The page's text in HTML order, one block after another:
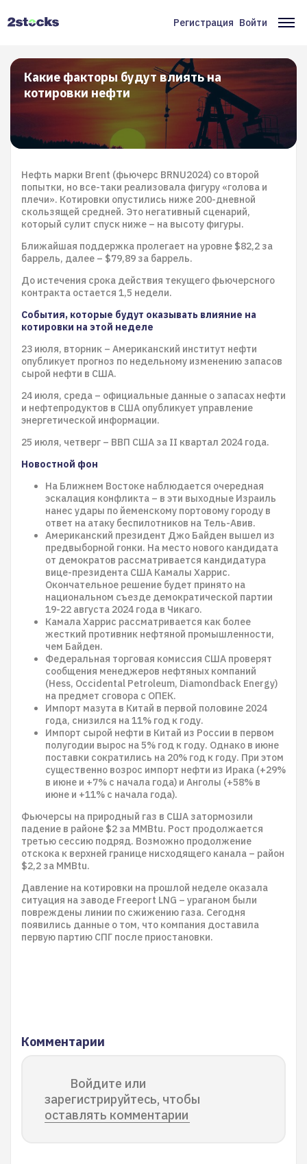
Меню
учётной
записи
пользователя
Регистрация Войти
Какие факторы будут влиять на
котировки нефти
Нефть марки Brent (фьючерс BRNU2024) со второй
попытки, но все-таки реализовала фигуру «голова и
плечи». Котировки опустились ниже 200-дневной
скользящей средней. Это негативный сценарий,
который сулит спуск ниже – на высоту фигуры.
Ближайшая поддержка пролегает на уровне $82,2 за
баррель, далее – $79,89 за баррель.
До истечения срока действия текущего фьючерсного
контракта остается 1,5 недели.
События, которые будут оказывать влияние на
котировки на этой неделе
23 июля, вторник – Американский институт нефти
опубликует прогноз по недельному изменению запасов
сырой нефти в США.
24 июля, среда – официальные данные о запасах нефти
и нефтепродуктов в США опубликует управление
энергетической информации.
25 июля, четверг – ВВП США за II квартал 2024 года.
Новостной фон
На Ближнем Востоке наблюдается очередная
эскалация конфликта – в эти выходные Израиль
нанес удары по йеменскому портовому городу в
ответ на атаку беспилотников на Тель-Авив.
Американский президент Джо Байден вышел из
предвыборной гонки. На место нового кандидата
от демократов рассматривается кандидатура
вице-президента США Камалы Харрис.
Окончательное решение будет принято на
национальном съезде демократической партии
19-22 августа 2024 года в Чикаго.
Камала Харрис рассматривается как более
жесткий противник нефтяной промышленности,
чем Байден.
Федеральная торговая комиссия США проверят
сообщения менеджеров нефтяных компаний
(Hess, Occidental Petroleum, Diamondback Energy)
на предмет сговора с ОПЕК.
Импорт мазута в Китай в первой половине 2024
года, снизился на 11% год к году.
Импорт сырой нефти в Китай из России в первом
полугодии вырос на 5% год к году. Однако в июне
поставки сократились на 20% год к году. При этом
существенно возрос импорт нефти из Ирака (+29%
в июне и +7% с начала года) и Анголы (+58% в
июне и +11% с начала года).
Фьючерсы на природный газ в США затормозили
падение в районе $2 за MMBtu. Рост продолжается
третью сессию подряд. Возможно продолжение
отскока к верхней границе нисходящего канала – район
$2,2 за MMBtu.
Давление на котировки на прошлой неделе оказала
ситуация на заводе Freeport LNG – ураганом были
повреждены линии по сжижению газа. Сегодня
появились данные о том, что компания доставила
первую партию СПГ после приостановки.
Комментарии
Войдите или
зарегистрируйтесь, чтобы
оставлять комментарии